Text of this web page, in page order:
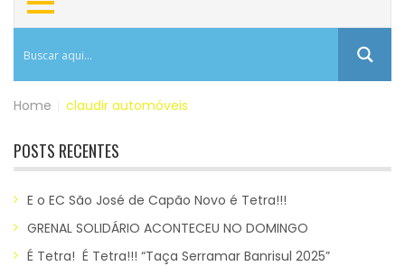
Home claudir automóveis
POSTS RECENTES
E o EC São José de Capão Novo é Tetra!!!
GRENAL SOLIDÁRIO ACONTECEU NO DOMINGO
É Tetra! É Tetra!!! “Taça Serramar Banrisul 2025”